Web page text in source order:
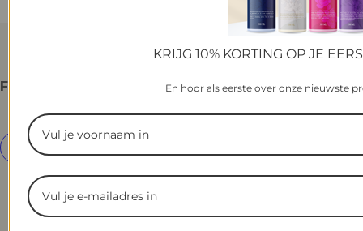
FOLLOW US
Home
Customer
Sign up
© 2026
KRIJG 10% KORTING OP JE
En hoor als eerste over onze nieuwste